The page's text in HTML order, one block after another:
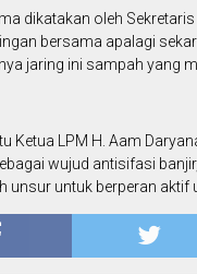
dikatakan oleh
bersama apalagi
jaring ini sampah yang
Ketua LPM H. Aam
wujud antisifasi
unsur untuk berperan aktif